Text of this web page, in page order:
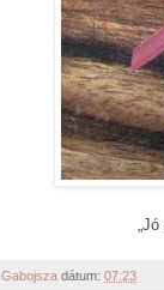
Gabojsza dátum: 07:23